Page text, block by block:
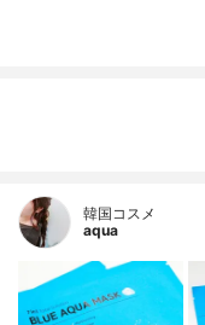
韓国コスメ
aqua